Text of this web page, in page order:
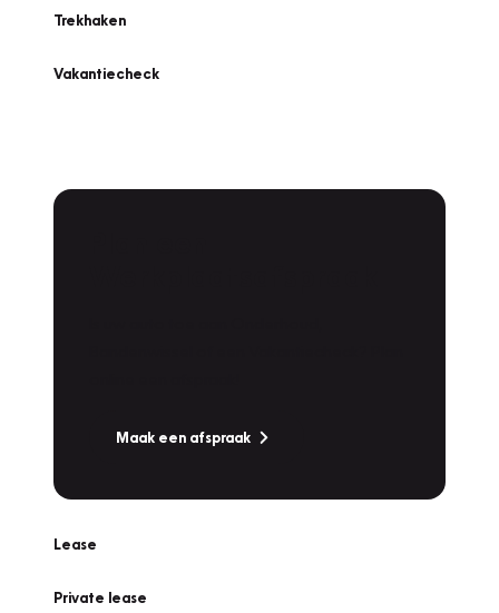
Trekhaken
Vakantiecheck
Maak een afspraak
Lease
Private lease